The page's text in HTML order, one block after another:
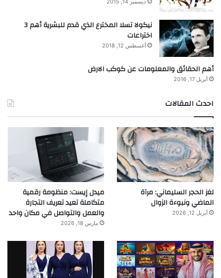
ديسمبر 14, 2015
نيكولا تسلا المخترع الذي قدم للبشرية أهم 3
اختراعات
أغسطس 12, 2018
أهم الحقائق والمعلومات عن كوكب الارض
أبريل 17, 2016
احدث المقالات
لغز الحجر السليماني: مرآة
الماضي ونبوءة الزوال
أبريل 12, 2026
ميدل إيست: منظومة رقمية
متكاملة تعيد تعريف التجارة
والعمل والتواصل في مكان واحد
مارس 18, 2026